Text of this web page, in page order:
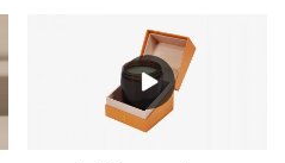
Esker Engros